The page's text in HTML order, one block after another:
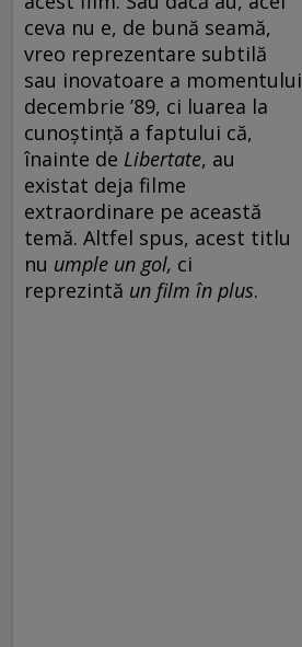
ceva nu e, de bună seamă,
vreo reprezentare subtilă
sau inovatoare a momentului
decembrie ’89, ci luarea la
cunoștință a faptului că,
înainte de Libertate, au
existat deja filme
extraordinare pe această
temă. Altfel spus, acest titlu
nu umple un gol, ci
reprezintă un film în plus.